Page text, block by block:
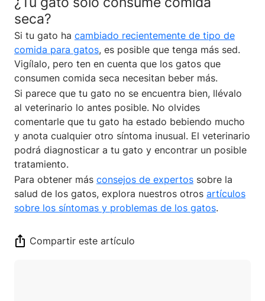
seca?
Si tu gato ha cambiado recientemente de tipo de
comida para gatos, es posible que tenga más sed.
Vigílalo, pero ten en cuenta que los gatos que
consumen comida seca necesitan beber más.
Si parece que tu gato no se encuentra bien, llévalo
al veterinario lo antes posible. No olvides
comentarle que tu gato ha estado bebiendo mucho
y anota cualquier otro síntoma inusual. El veterinario
podrá diagnosticar a tu gato y encontrar un posible
tratamiento.
Para obtener más consejos de expertos sobre la
salud de los gatos, explora nuestros otros artículos
sobre los síntomas y problemas de los gatos.
Compartir este artículo